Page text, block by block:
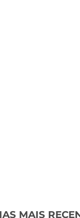
MAIS